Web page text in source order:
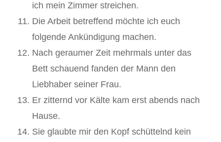
ich mein Zimmer streichen.
Die Arbeit betreffend möchte ich euch
folgende Ankündigung machen.
Nach geraumer Zeit mehrmals unter das
Bett schauend fanden der Mann den
Liebhaber seiner Frau.
Er zitternd vor Kälte kam erst abends nach
Hause.
Sie glaubte mir den Kopf schüttelnd kein